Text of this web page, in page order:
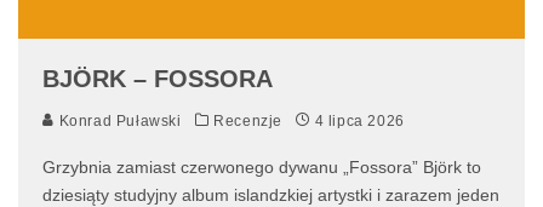
BJÖRK – FOSSORA
Konrad Puławski Recenzje 4 lipca 2026
Grzybnia zamiast czerwonego dywanu „Fossora” Björk to
dziesiąty studyjny album islandzkiej artystki i zarazem jeden